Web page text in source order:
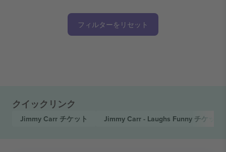
フィルターをリセット
クイックリンク
Jimmy Carr チケット Jimmy Carr - Laughs Funny チケット